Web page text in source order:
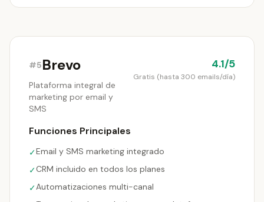
#5Brevo
Plataforma integral de
marketing por email y
SMS
4.1/5
Gratis (hasta 300 emails/día)
Funciones Principales
✓Email y SMS marketing integrado
✓CRM incluido en todos los planes
✓Automatizaciones multi-canal